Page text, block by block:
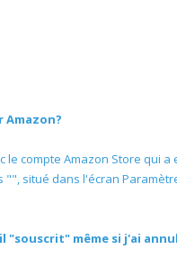
Amazon?
compte Amazon Store qui
situé dans l'écran
même si j'ai